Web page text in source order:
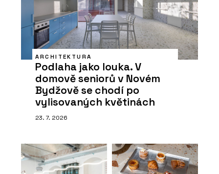
ARCHITEKTURA
Podlaha jako louka. V
domově seniorů v Novém
Bydžově se chodí po
vylisovaných květinách
23. 7. 2026